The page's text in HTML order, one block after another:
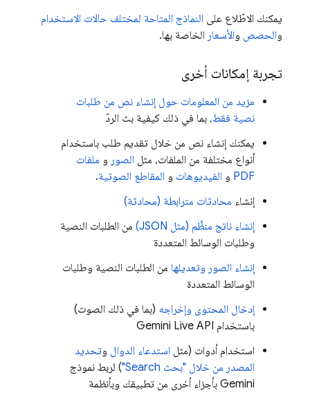
يمكنك الاطّلاع على النماذج المتاحة لمختلف حالات الاستخدام
والحصص والأسعار الخاصة بها.
تجربة إمكانات أخرى
مزيد من المعلومات حول إنشاء نص من طلبات
نصية فقط، بما في ذلك كيفية بث الردّ
يمكنك إنشاء نص من خلال تقديم طلب باستخدام
أنواع مختلفة من الملفات، مثل الصور و ملفات
PDF و الفيديوهات و المقاطع الصوتية.
إنشاء محادثات مترابطة (محادثة)
إنشاء ناتج منظَّم (مثل JSON)
من الطلبات النصية
وطلبات الوسائط المتعددة
إنشاء الصور وتعديلها من الطلبات النصية وطلبات
الوسائط المتعددة
إدخال المحتوى وإخراجه (بما في ذلك الصوت)
باستخدام Gemini Live API
استخدام أدوات (مثل استدعاء الدوال وتحديد
المصدر من خلال "بحث Search"
) لربط نموذج
Gemini بأجزاء أخرى من تطبيقك وبأنظمة